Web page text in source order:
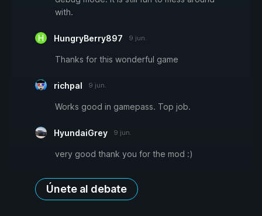
with.
HungryBerry897 9 jun.
Thanks for this wonderful game
richpal 9 jun.
Works good in gamepass. Top job.
HyundaiGrey 9 jun.
very good thank you for the mod :)
Únete al debate